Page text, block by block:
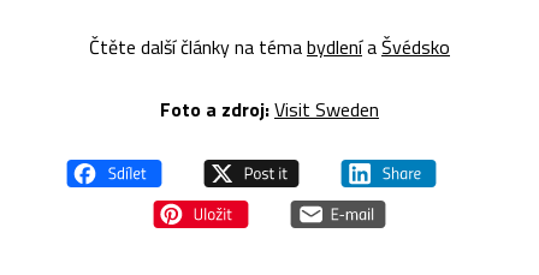
Čtěte další články na témabydleníaŠvédsko
Foto a zdroj:Visit Sweden